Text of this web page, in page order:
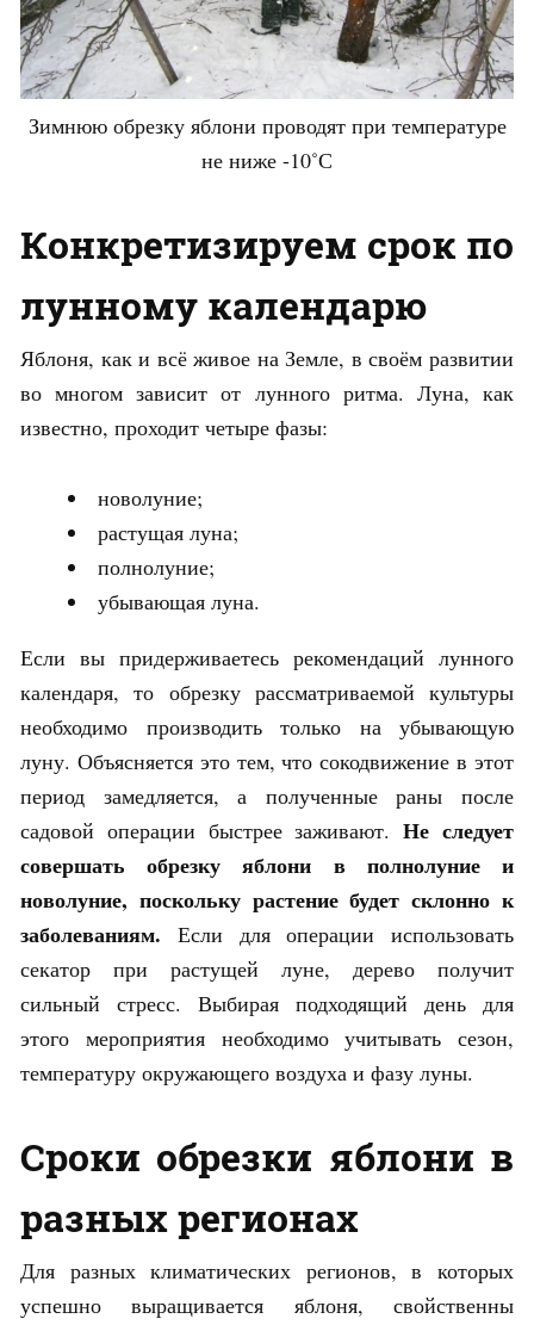
Зимнюю обрезку яблони проводят при температуре
не ниже -10˚С
Конкретизируем срок по
лунному календарю
Яблоня, как и всё живое на Земле, в своём развитии
во многом зависит от лунного ритма. Луна, как
известно, проходит четыре фазы:
новолуние;
растущая луна;
полнолуние;
убывающая луна.
Если вы придерживаетесь рекомендаций лунного
календаря, то обрезку рассматриваемой культуры
необходимо производить только на убывающую
луну. Объясняется это тем, что сокодвижение в этот
период замедляется, а полученные раны после
садовой операции быстрее заживают.Не следует
совершать обрезку яблони в полнолуние и
новолуние, поскольку растение будет склонно к
заболеваниям. Если для операции использовать
секатор при растущей луне, дерево получит
сильный стресс. Выбирая подходящий день для
этого мероприятия необходимо учитывать сезон,
температуру окружающего воздуха и фазу луны.
Сроки обрезки яблони в
разных регионах
Для разных климатических регионов, в которых
успешно выращивается яблоня, свойственны